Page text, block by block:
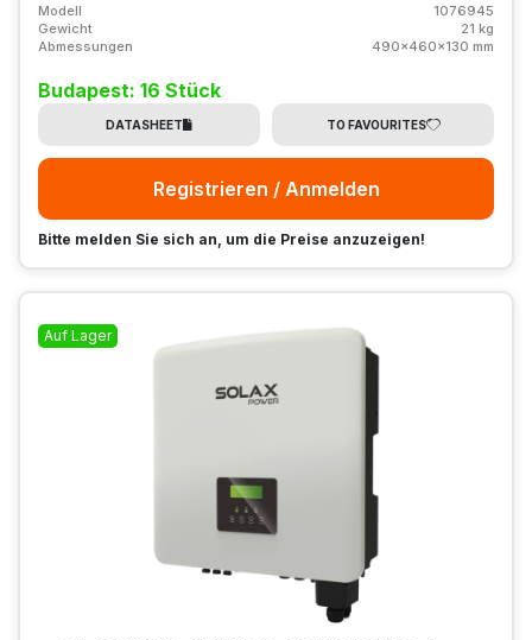
Modell
1076945
Gewicht
21 kg
Abmessungen
490x460x130 mm
Budapest: 16 Stück
DATASHEET TO FAVOURITES
Registrieren / Anmelden
Bitte melden Sie sich an, um die Preise anzuzeigen!
Auf Lager